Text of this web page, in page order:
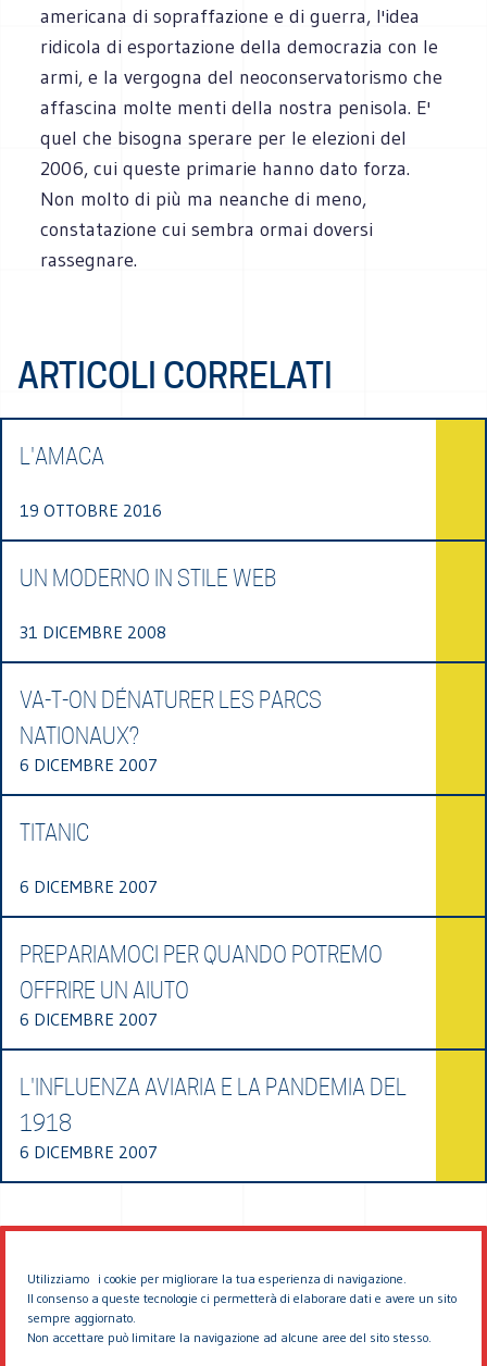
Utilizziamo i cookie per migliorare la tua esperienza di navigazione.
Il consenso a queste tecnologie ci permetterà di elaborare dati e avere un sito
sempre aggiornato.
Non accettare può limitare la navigazione ad alcune aree del sito stesso.
americana di sopraffazione e di guerra, l'idea
ridicola di esportazione della democrazia con le
armi, e la vergogna del neoconservatorismo che
affascina molte menti della nostra penisola. E'
quel che bisogna sperare per le elezioni del
2006, cui queste primarie hanno dato forza.
Non molto di più ma neanche di meno,
constatazione cui sembra ormai doversi
rassegnare.
ARTICOLI CORRELATI
L'AMACA
19 OTTOBRE 2016
UN MODERNO IN STILE WEB
31 DICEMBRE 2008
VA-T-ON DÉNATURER LES PARCS
NATIONAUX?
6 DICEMBRE 2007
TITANIC
6 DICEMBRE 2007
PREPARIAMOCI PER QUANDO POTREMO
OFFRIRE UN AIUTO
6 DICEMBRE 2007
L'INFLUENZA AVIARIA E LA PANDEMIA DEL
1918
6 DICEMBRE 2007